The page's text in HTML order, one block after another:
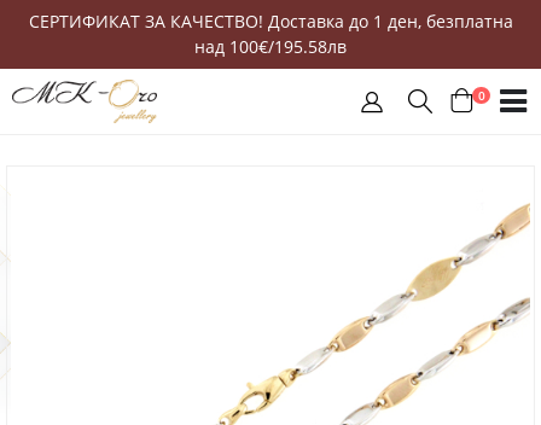
СЕРТИФИКАТ ЗА КАЧЕСТВО! Доставка до 1 ден, безплатна
над 100€/195.58лв
0